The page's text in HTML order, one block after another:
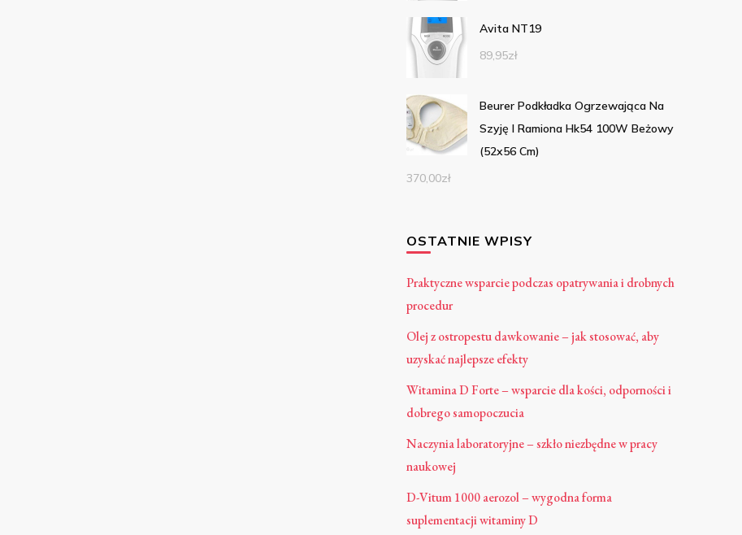
Avita NT19
89,95zł
Beurer Podkładka Ogrzewająca Na
Szyję I Ramiona Hk54 100W Beżowy
(52x56 Cm)
370,00zł
OSTATNIE WPISY
Praktyczne wsparcie podczas opatrywania i drobnych
procedur
Olej z ostropestu dawkowanie – jak stosować, aby
uzyskać najlepsze efekty
Witamina D Forte – wsparcie dla kości, odporności i
dobrego samopoczucia
Naczynia laboratoryjne – szkło niezbędne w pracy
naukowej
D-Vitum 1000 aerozol – wygodna forma
suplementacji witaminy D